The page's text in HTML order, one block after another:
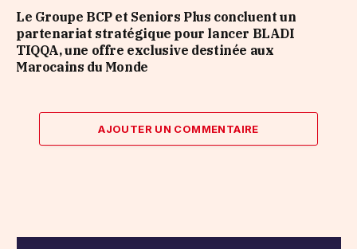
Le Groupe BCP et Seniors Plus concluent un
partenariat stratégique pour lancer BLADI
TIQQA, une offre exclusive destinée aux
Marocains du Monde
AJOUTER UN COMMENTAIRE